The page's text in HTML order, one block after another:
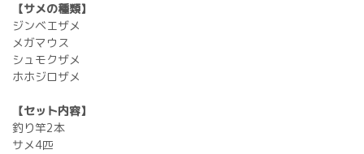
【サメの種類】
ジンベエザメ
メガマウス
シュモクザメ
ホホジロザメ
【セット内容】
釣り竿2本
サメ4匹